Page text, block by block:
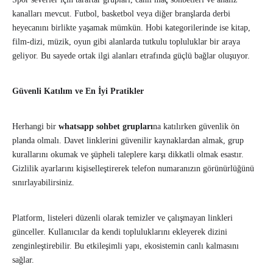
kanalları mevcut. Futbol, basketbol veya diğer branşlarda derbi
heyecanını birlikte yaşamak mümkün. Hobi kategorilerinde ise kitap,
film-dizi, müzik, oyun gibi alanlarda tutkulu topluluklar bir araya
geliyor. Bu sayede ortak ilgi alanları etrafında güçlü bağlar oluşuyor.
Güvenli Katılım ve En İyi Pratikler
Herhangi bir whatsapp sohbet gruplarına katılırken güvenlik ön
planda olmalı. Davet linklerini güvenilir kaynaklardan almak, grup
kurallarını okumak ve şüpheli taleplere karşı dikkatli olmak esastır.
Gizlilik ayarlarını kişiselleştirerek telefon numaranızın görünürlüğünü
sınırlayabilirsiniz.
Platform, listeleri düzenli olarak temizler ve çalışmayan linkleri
günceller. Kullanıcılar da kendi topluluklarını ekleyerek dizini
zenginleştirebilir. Bu etkileşimli yapı, ekosistemin canlı kalmasını
sağlar.